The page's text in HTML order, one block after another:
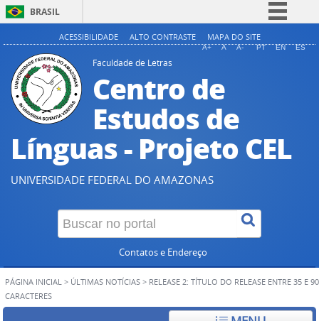
BRASIL
Simplifique!
Participe
Acesso à informação
Legislação
Canais
ACESSIBILIDADE ALTO CONTRASTE MAPA DO SITE
A+ A A- PT EN ES
Faculdade de Letras
Centro de
Estudos de
Línguas - Projeto CEL
UNIVERSIDADE FEDERAL DO AMAZONAS
Contatos e Endereço
PÁGINA INICIAL > ÚLTIMAS NOTÍCIAS > RELEASE 2: TÍTULO DO RELEASE ENTRE 35 E 90
CARACTERES